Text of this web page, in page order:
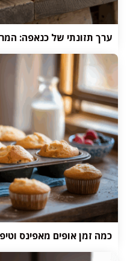
ערך תזונתי של כנאפה:
כמה זמן אופים מאפינס